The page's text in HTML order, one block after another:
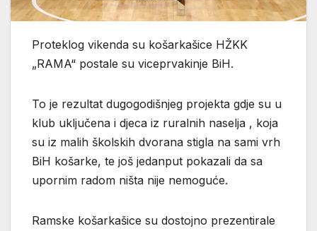
Proteklog vikenda su košarkašice HŽKK
„RAMA“ postale su viceprvakinje BiH.
To je rezultat dugogodišnjeg projekta gdje su u
klub uključena i djeca iz ruralnih naselja , koja
su iz malih školskih dvorana stigla na sami vrh
BiH košarke, te još jedanput pokazali da sa
upornim radom ništa nije nemoguće.
Ramske košarkašice su dostojno prezentirale